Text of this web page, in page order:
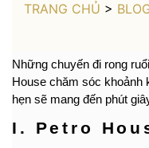
TRANG CHỦ >
Những chuyến đi rong
House chăm sóc khoảnh
hẹn sẽ mang đến phút
I. Petro